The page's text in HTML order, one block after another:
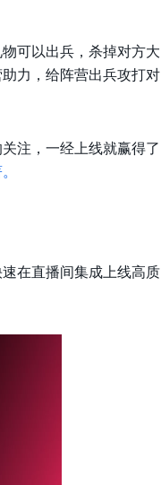
可以出兵，杀掉对方大
力，给阵营出兵攻打对
注，一经上线就赢得了
在直播间集成上线高质